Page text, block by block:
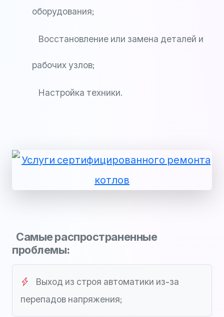
оборудования;
Восстановление или замена деталей и
рабочих узлов;
Настройка техники.
Самые распространенные
проблемы:
Выход из строя автоматики из-за
перепадов напряжения;